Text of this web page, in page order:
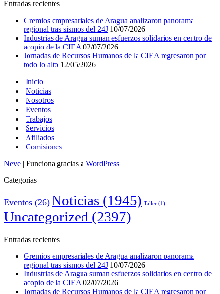
Entradas recientes
Gremios empresariales de Aragua analizaron panorama
regional tras sismos del 24J 10/07/2026
Industrias de Aragua suman esfuerzos solidarios en centro de
acopio de la CIEA 02/07/2026
Jornadas de Recursos Humanos de la CIEA regresaron por
todo lo alto 12/05/2026
Inicio
Noticias
Nosotros
Eventos
Trabajos
Servicios
Afiliados
Comisiones
Neve | Funciona gracias a WordPress
Categorías
Eventos (26) Noticias (1945) Taller (1)
Uncategorized (2397)
Entradas recientes
Gremios empresariales de Aragua analizaron panorama
regional tras sismos del 24J 10/07/2026
Industrias de Aragua suman esfuerzos solidarios en centro de
acopio de la CIEA 02/07/2026
Jornadas de Recursos Humanos de la CIEA regresaron por